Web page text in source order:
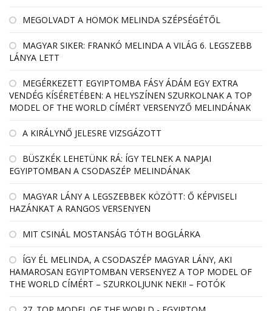
MEGOLVADT A HOMOK MELINDA SZÉPSÉGÉTŐL
MAGYAR SIKER: FRANKÓ MELINDA A VILÁG 6. LEGSZEBB
LÁNYA LETT
MEGÉRKEZETT EGYIPTOMBA FÁSY ÁDÁM EGY EXTRA
VENDÉG KÍSÉRETÉBEN: A HELYSZÍNEN SZURKOLNAK A TOP
MODEL OF THE WORLD CÍMÉRT VERSENYZŐ MELINDÁNAK
A KIRÁLYNŐ JELESRE VIZSGÁZOTT
BÜSZKÉK LEHETÜNK RÁ: ÍGY TELNEK A NAPJAI
EGYIPTOMBAN A CSODASZÉP MELINDÁNAK
MAGYAR LÁNY A LEGSZEBBEK KÖZÖTT: Ő KÉPVISELI
HAZÁNKAT A RANGOS VERSENYEN
MIT CSINÁL MOSTANSÁG TÓTH BOGLÁRKA
ÍGY ÉL MELINDA, A CSODASZÉP MAGYAR LÁNY, AKI
HAMAROSAN EGYIPTOMBAN VERSENYEZ A TOP MODEL OF
THE WORLD CÍMÉRT – SZURKOLJUNK NEKI! – FOTÓK